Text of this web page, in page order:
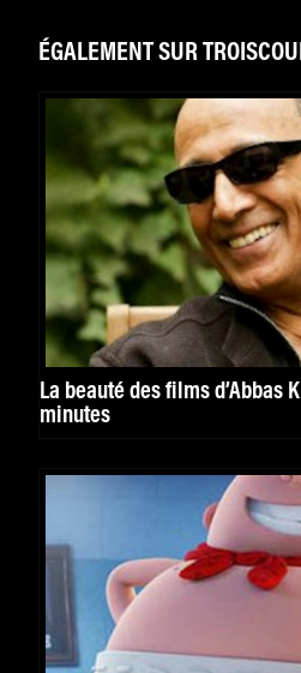
ÉGALEMENT SUR
La beauté des films d’Abbas
minutes